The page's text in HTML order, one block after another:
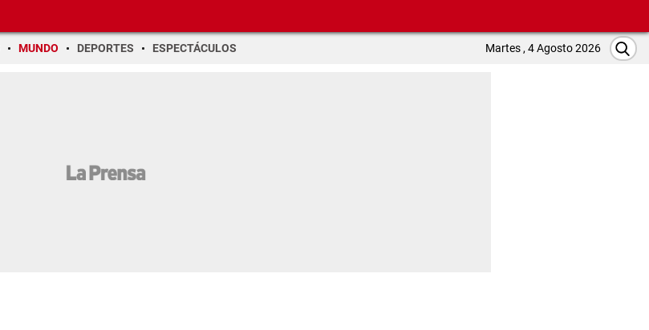
MUNDO DEPORTES ESPECTÁCULOS Martes , 4 Agosto 2026